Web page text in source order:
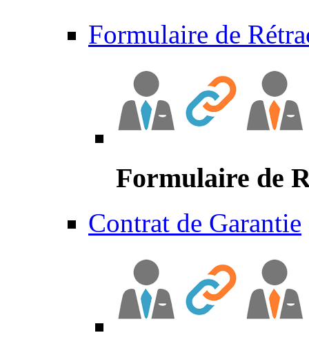
Formulaire de
Formulaire de
Contrat de Garantie